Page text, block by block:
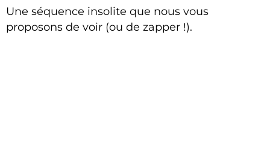
Une séquence insolite que nous vous
proposons de voir (ou de zapper !).